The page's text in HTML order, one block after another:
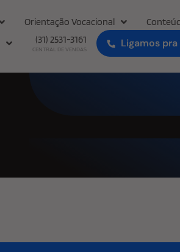
Orientação Vocacional
(31) 2531-3161
CENTRAL DE VENDAS Ligamos